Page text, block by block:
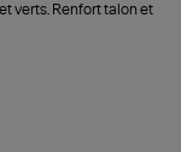
verts. Renfort talon et